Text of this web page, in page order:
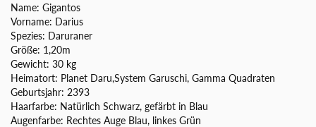
Name: Gigantos
Vorname: Darius
Spezies: Daruraner
Größe: 1,20m
Gewicht: 30 kg
Heimatort: Planet Daru,System Garuschi, Gamma Quadraten
Geburtsjahr: 2393
Haarfarbe: Natürlich Schwarz, gefärbt in Blau
Augenfarbe: Rechtes Auge Blau, linkes Grün